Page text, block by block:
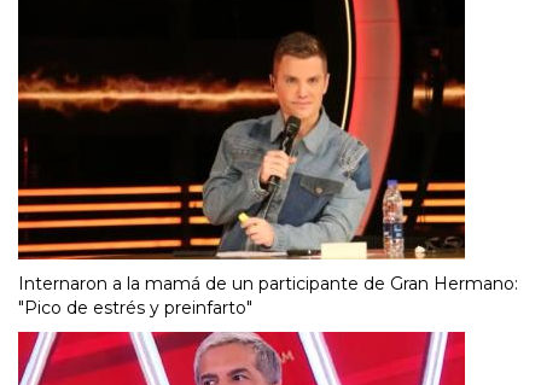
Internaron a la mamá de un participante de Gran Hermano:
"Pico de estrés y preinfarto"